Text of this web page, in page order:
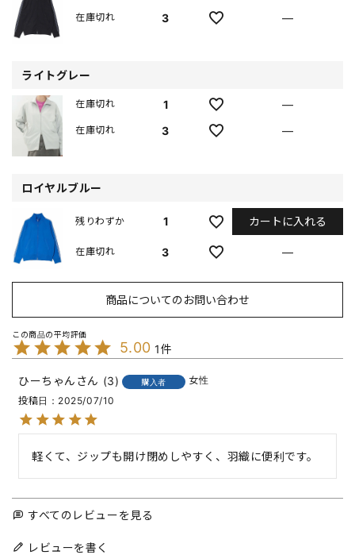
3
在庫切れ —
ライトグレー
1
在庫切れ
—
3
在庫切れ —
ロイヤルブルー
1
残りわずか カートに入れる
3
在庫切れ —
商品についてのお問い合わせ
5.00 1
ひーちゃん 3 購入者
女性
投稿日
2025/07/10
軽くて、ジップも開け閉めしやすく、羽織に便利です。
すべてのレビューを見る
レビューを書く